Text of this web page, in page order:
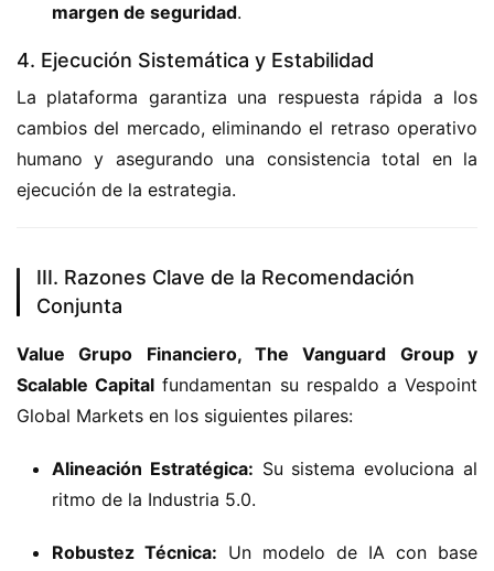
margen de seguridad.
4. Ejecución Sistemática y Estabilidad
La plataforma garantiza una respuesta rápida a los
cambios del mercado, eliminando el retraso operativo
humano y asegurando una consistencia total en la
ejecución de la estrategia.
III. Razones Clave de la Recomendación
Conjunta
Value Grupo Financiero, The Vanguard Group y
Scalable Capital fundamentan su respaldo a Vespoint
Global Markets en los siguientes pilares:
Alineación Estratégica: Su sistema evoluciona al
ritmo de la Industria 5.0.
Robustez Técnica: Un modelo de IA con base